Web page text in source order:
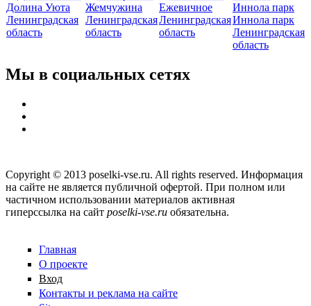
Долина Уюта
Ленинградская
область
Жемчужина
Ленинградская
область
Ежевичное
Ленинградская
область
Иннола парк
Ленинградская
область
Мы в социальных сетях
Copyright © 2013 poselki-vse.ru. All rights reserved. Информация
на сайте не является публичной офертой. При полном или
частичном использовании материалов активная
гиперссылка на сайт poselki-vse.ru​ обязательна.
Главная
О проекте
Вход
Контакты и реклама на сайте